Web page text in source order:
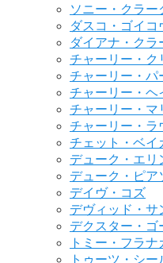
ソニー・クラー
ダスコ・ゴイコ
ダイアナ・クラ
チャーリー・ク
チャーリー・パ
チャーリー・ヘ
チャーリー・マ
チャーリー・ラ
チェット・ベイ
デューク・エリ
デューク・ピア
デイヴ・コズ
デヴィッド・サ
デクスター・ゴ
トミー・フラナ
トゥーツ・シー